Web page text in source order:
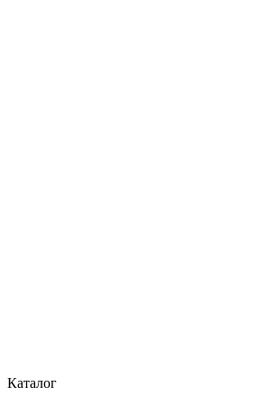
Каталог